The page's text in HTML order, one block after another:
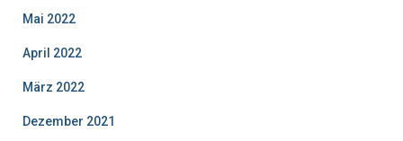
Mai 2022
April 2022
März 2022
Dezember 2021